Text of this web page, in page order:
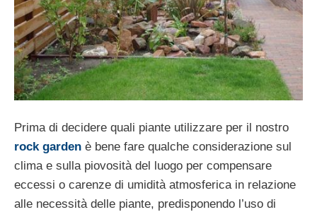
Prima di decidere quali piante utilizzare per il nostro
rock garden è bene fare qualche considerazione sul
clima e sulla piovosità del luogo per compensare
eccessi o carenze di umidità atmosferica in relazione
alle necessità delle piante, predisponendo l’uso di